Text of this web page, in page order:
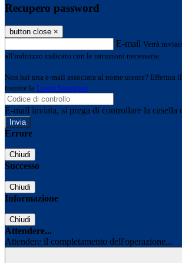
Recupero password
button close ×
E-mail Verrà
all'indirizzo indicato con le istruzioni necessarie.
Non hai una e-mail associata al nome utente? Effettua
tramite la Login Spaggiari
E-mail inviata, si prega di controllare la casella
Errore
Chiudi
Successo
Chiudi
Informazione
Chiudi
Attendere...
Attendere il completamento dell'operazione...